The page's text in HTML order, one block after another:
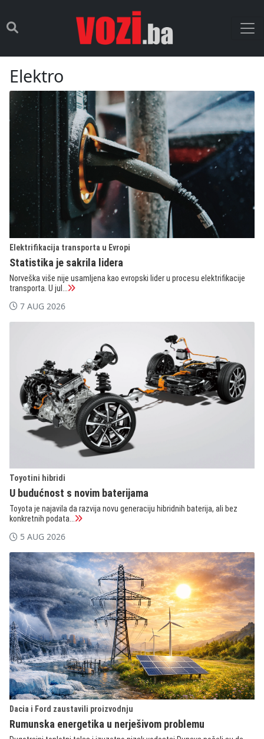
Elektro
Elektrifikacija transporta u Evropi
Statistika je sakrila lidera
Norveška više nije usamljena kao evropski lider u procesu elektrifikacije
transporta. U jul...
7 AUG 2026
Toyotini hibridi
U budućnost s novim baterijama
Toyota je najavila da razvija novu generaciju hibridnih baterija, ali bez
konkretnih podata...
5 AUG 2026
Dacia i Ford zaustavili proizvodnju
Rumunska energetika u nerješivom problemu